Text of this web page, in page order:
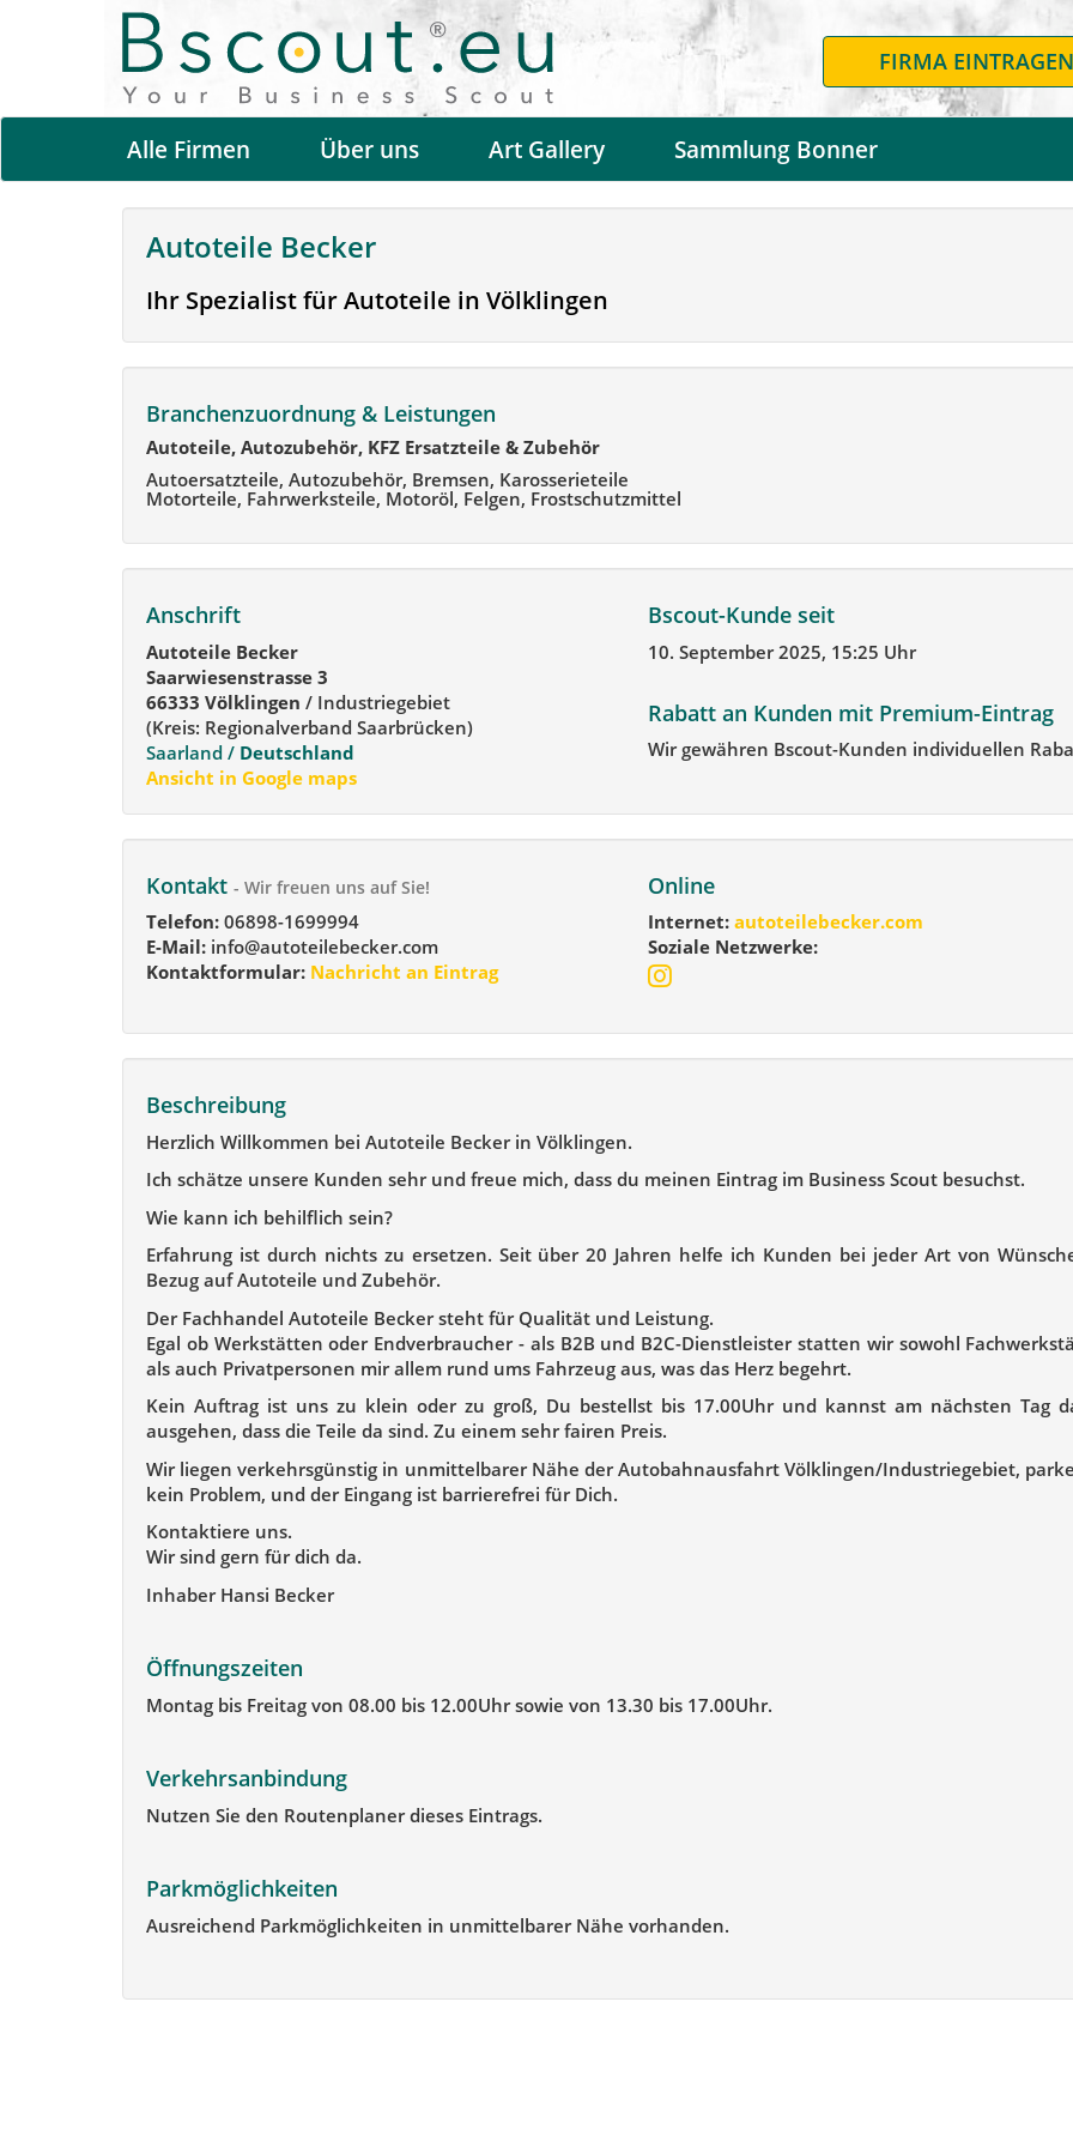
FIRMA
Alle Firmen Über uns Art Gallery Sammlung Bonner
Autoteile Becker
Ihr Spezialist für Autoteile in Völklingen
Branchenzuordnung & Leistungen
Autoteile, Autozubehör, KFZ Ersatzteile & Zubehör
Autoersatzteile, Autozubehör, Bremsen, Karosserieteile
Motorteile, Fahrwerksteile, Motoröl, Felgen, Frostschutzmittel
Anschrift
Autoteile Becker
Saarwiesenstrasse 3
66333 Völklingen / Industriegebiet
(Kreis: Regionalverband Saarbrücken)
Saarland / Deutschland
Ansicht in Google maps
Bscout-Kunde seit
10. September 2025, 15:25 Uhr
Rabatt an Kunden mit Premium-Eintrag
Wir gewähren Bscout-Kunden individuellen
Kontakt - Wir freuen uns auf Sie!
Telefon: 06898-1699994
E-Mail: info@autoteilebecker.com
Kontaktformular: Nachricht an Eintrag
Online
Internet: autoteilebecker.com
Soziale Netzwerke:
Beschreibung
Herzlich Willkommen bei Autoteile Becker in Völklingen.
Ich schätze unsere Kunden sehr und freue mich, dass du meinen Eintrag im Business Scout besuchst.
Wie kann ich behilflich sein?
Erfahrung ist durch nichts zu ersetzen. Seit über 20 Jahren helfe ich Kunden bei jeder Art von
Bezug auf Autoteile und Zubehör.
Der Fachhandel Autoteile Becker steht für Qualität und Leistung.
Egal ob Werkstätten oder Endverbraucher - als B2B und B2C-Dienstleister statten wir sowohl
als auch Privatpersonen mir allem rund ums Fahrzeug aus, was das Herz begehrt.
Kein Auftrag ist uns zu klein oder zu groß, Du bestellst bis 17.00Uhr und kannst am nächsten Tag
ausgehen, dass die Teile da sind. Zu einem sehr fairen Preis.
Wir liegen verkehrsgünstig in unmittelbarer Nähe der Autobahnausfahrt Völklingen/Industriegebiet,
kein Problem, und der Eingang ist barrierefrei für Dich.
Kontaktiere uns.
Wir sind gern für dich da.
Inhaber Hansi Becker
Öffnungszeiten
Montag bis Freitag von 08.00 bis 12.00Uhr sowie von 13.30 bis 17.00Uhr.
Verkehrsanbindung
Nutzen Sie den Routenplaner dieses Eintrags.
Parkmöglichkeiten
Ausreichend Parkmöglichkeiten in unmittelbarer Nähe vorhanden.